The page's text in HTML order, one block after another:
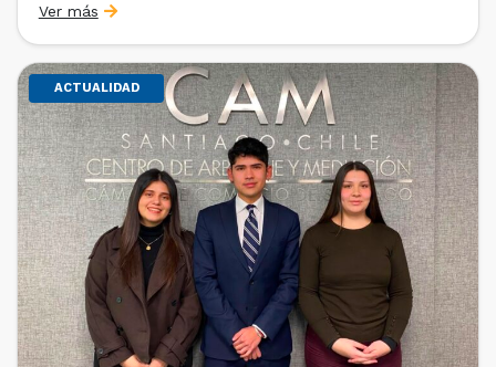
Derecho Internacional de la Facultad de Derecho de la
Universidad de Chile y […]
Ver más
ACTUALIDAD